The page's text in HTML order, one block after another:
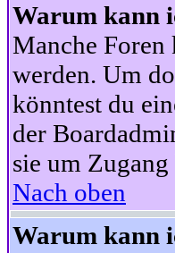
Warum kann
Manche Foren
werden. Um
könntest du
der
sie um
Nach oben
Warum kann